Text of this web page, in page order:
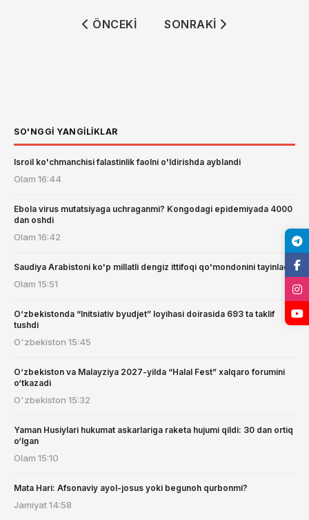
ÖNCEKI MAKALE: ARGENTINA VA MISR
ÖNCEKI SONRAKI MAKALE: ⚕️⛓️
SONRAKI
SO'NGGI YANGILIKLAR
Isroil ko'chmanchisi falastinlik faolni o'ldirishda ayblandi
Olam 16:44
Ebola virus mutatsiyaga uchraganmi? Kongodagi epidemiyada 4000
dan oshdi
Olam 16:42
Saudiya Arabistoni ko'p millatli dengiz ittifoqi qo'mondonini tayinladi
Olam 15:51
O‘zbekistonda “Initsiativ byudjet” loyihasi doirasida 693 ta taklif
tushdi
O'zbekiston 15:45
O‘zbekiston va Malayziya 2027-yilda “Halal Fest” xalqaro forumini
o‘tkazadi
O'zbekiston 15:32
Yaman Husiylari hukumat askarlariga raketa hujumi qildi: 30 dan ortiq
o‘lgan
Olam 15:10
Mata Hari: Afsonaviy ayol-josus yoki begunoh qurbonmi?
Jamiyat14:58